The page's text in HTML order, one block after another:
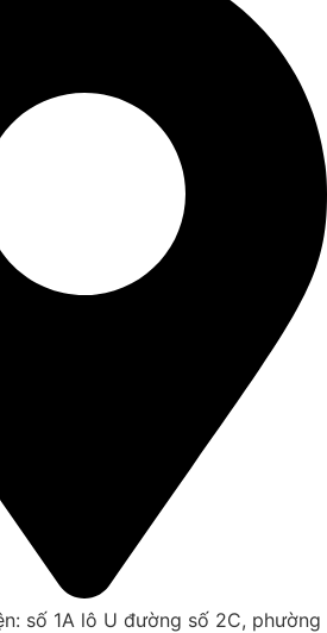
số 1A lô U đường số 2C, phường